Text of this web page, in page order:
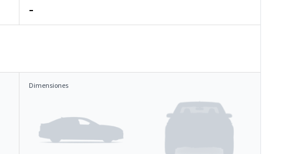
–
Dimensiones